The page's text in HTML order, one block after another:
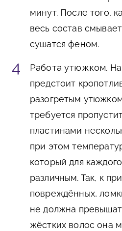
минут. После того,
весь состав
сушатся феном.
Работа утюжком.
предстоит
разогретым
требуется
пластинами
при этом
который для
различным. Так, к
повреждённых,
не должна
жёстких волос она